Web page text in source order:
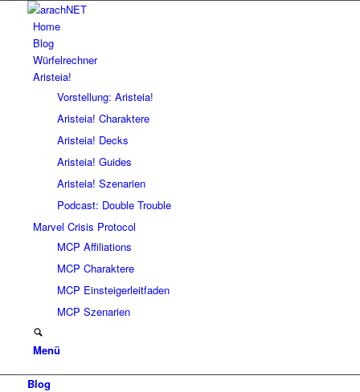
Home
Blog
Würfelrechner
Aristeia!
Vorstellung: Aristeia!
Aristeia! Charaktere
Aristeia! Decks
Aristeia! Guides
Aristeia! Szenarien
Podcast: Double Trouble
Marvel Crisis Protocol
MCP Affiliations
MCP Charaktere
MCP Einsteigerleitfaden
MCP Szenarien
Menü
Blog